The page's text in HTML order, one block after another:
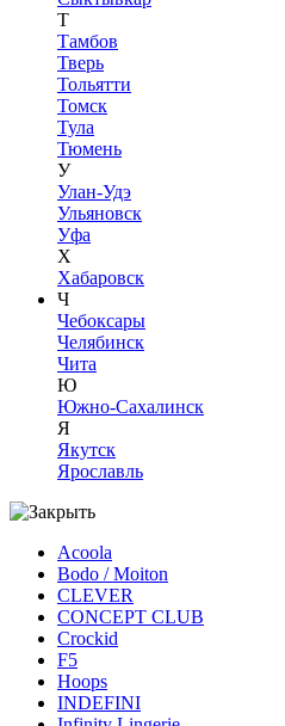
Т
Тамбов
Тверь
Тольятти
Томск
Тула
Тюмень
У
Улан-Удэ
Ульяновск
Уфа
Х
Хабаровск
Ч
Чебоксары
Челябинск
Чита
Ю
Южно-Сахалинск
Я
Якутск
Ярославль
Acoola
Bodo / Moiton
CLEVER
CONCEPT CLUB
Crockid
F5
Hoops
INDEFINI